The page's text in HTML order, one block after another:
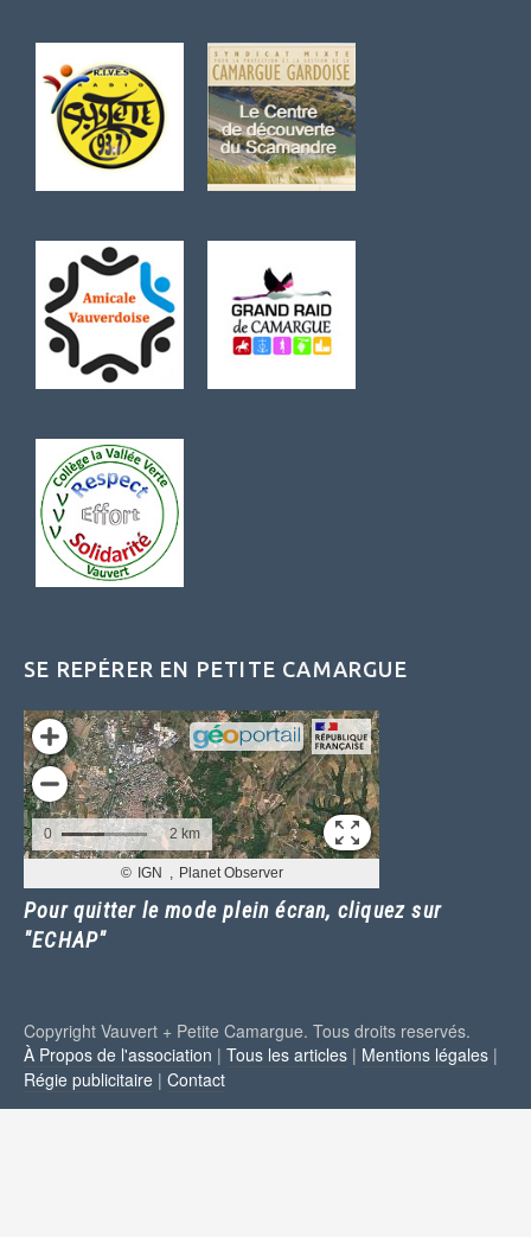
SE REPÉRER EN PETITE CAMARGUE
Pour quitter le mode plein écran, cliquez sur
"ECHAP"
Copyright Vauvert + Petite Camargue. Tous droits reservés.
À Propos de l'association | Tous les articles | Mentions légales |
Régie publicitaire | Contact